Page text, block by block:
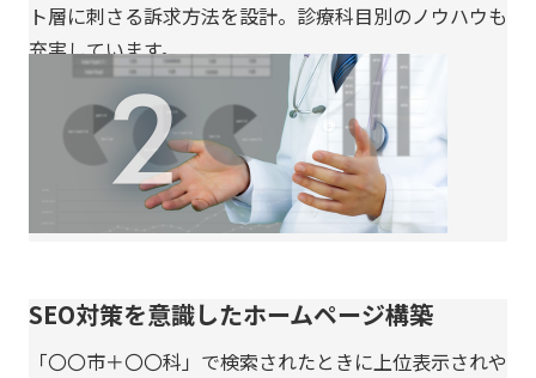
ト層に刺さる訴求方法を設計。診療科目別のノウハウも
充実しています。
SEO対策を意識したホームページ構築
「〇〇市＋〇〇科」で検索されたときに上位表示されや